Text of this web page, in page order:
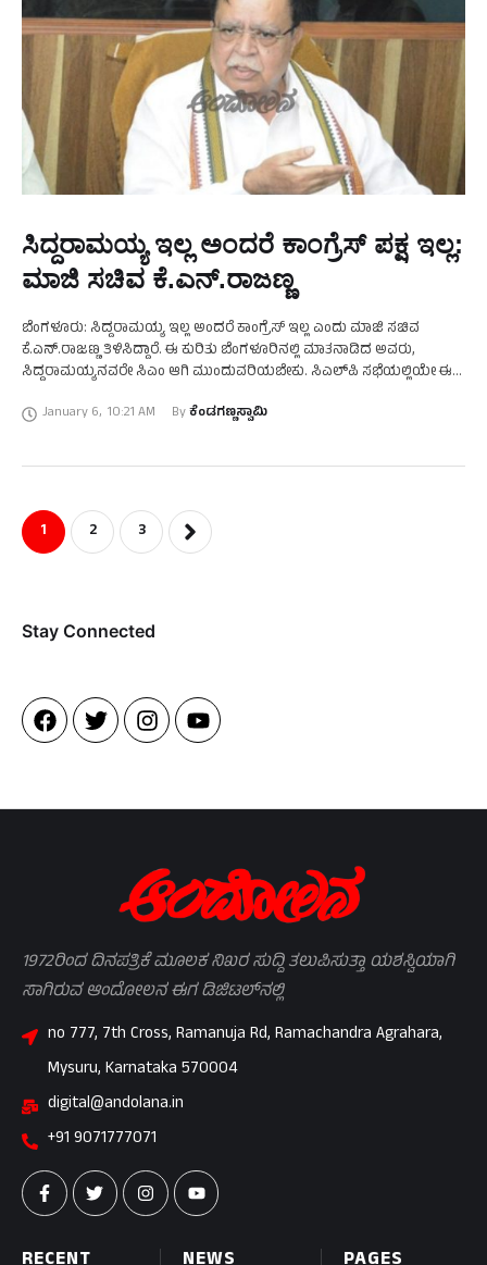
ಸಿದ್ದರಾಮಯ್ಯ ಇಲ್ಲ ಅಂದರೆ ಕಾಂಗ್ರೆಸ್‌ ಪಕ್ಷ ಇಲ್ಲ:
ಮಾಜಿ ಸಚಿವ ಕೆ.ಎನ್.ರಾಜಣ್ಣ
ಬೆಂಗಳೂರು: ಸಿದ್ದರಾಮಯ್ಯ ಇಲ್ಲ ಅಂದರೆ ಕಾಂಗ್ರೆಸ್‌ ಇಲ್ಲ ಎಂದು ಮಾಜಿ ಸಚಿವ
ಕೆ.ಎನ್.ರಾಜಣ್ಣ ತಿಳಿಸಿದ್ದಾರೆ. ಈ ಕುರಿತು ಬೆಂಗಳೂರಿನಲ್ಲಿ ಮಾತನಾಡಿದ ಅವರು,
ಸಿದ್ದರಾಮಯ್ಯನವರೇ ಸಿಎಂ ಆಗಿ ಮುಂದುವರಿಯಬೇಕು. ಸಿಎಲ್‌ಪಿ ಸಭೆಯಲ್ಲಿಯೇ ಈ
January 6, 10:21 AM By ಕೆಂಡಗಣ್ಣಸ್ವಾಮಿ
1 2 3
Stay Connected​
1972ರಿಂದ ದಿನಪತ್ರಿಕೆ ಮೂಲಕ ನಿಖರ ಸುದ್ದಿ ತಲುಪಿಸುತ್ತಾ ಯಶಸ್ವಿಯಾಗಿ
ಸಾಗಿರುವ ಆಂದೋಲನ ಈಗ ಡಿಜಿಟಲ್‌ನಲ್ಲಿ
no 777, 7th Cross, Ramanuja Rd, Ramachandra Agrahara,
Mysuru, Karnataka 570004
digital@andolana.in
+91 9071777071